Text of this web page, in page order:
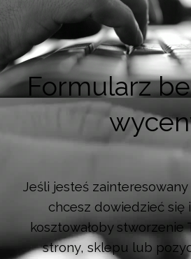
Formularz
Jeśli jesteś
chcesz dowiedzieć się
kosztowałoby stworzenie
strony, sklepu lub